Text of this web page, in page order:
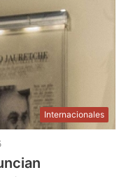
Internacionales